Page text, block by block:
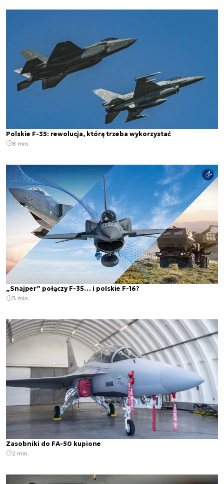
Polskie F-35: rewolucja, którą trzeba wykorzystać
8 min.
„Snajper” połączy F-35… i polskie F-16?
3 min.
Zasobniki do FA-50 kupione
2 min.